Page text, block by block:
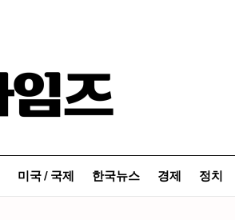
미국 / 국제 한국뉴스 경제 정치